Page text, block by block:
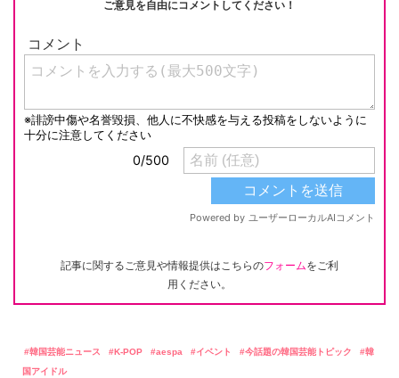
ご意見を自由にコメントしてください！
記事に関するご意見や情報提供はこちらのフォームをご利
用ください。
韓国芸能ニュース K-POP aespa イベント 今話題の韓国芸能トピック
韓
国アイドル